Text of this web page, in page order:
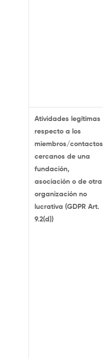
Atividades legítimas
respecto a los
miembros/contactos
cercanos de una
fundación,
asociación o de otra
organización no
lucrativa (GDPR Art.
9.2(d))